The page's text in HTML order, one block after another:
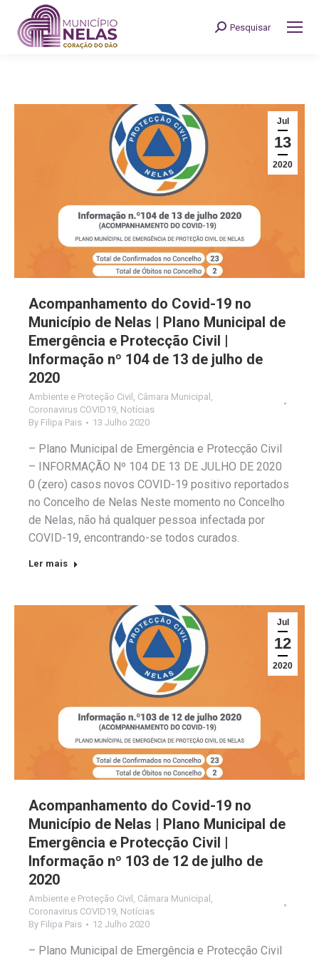
Search:
Pesquisar
Jul
13
2020
Acompanhamento do Covid-19 no
Município de Nelas | Plano Municipal de
Emergência e Protecção Civil |
Informação nº 104 de 13 de julho de
2020
Ambiente e Proteção Civil , Câmara Municipal ,
Coronavirus COVID19, Notícias
By Filipa Pais 13 Julho 2020
– Plano Municipal de Emergência e Protecção Civil
– INFORMAÇÃO Nº 104 DE 13 DE JULHO DE 2020
0 (zero) casos novos COVID-19 positivo reportados
no Concelho de Nelas Neste momento no Concelho
de Nelas, não há qualquer pessoa infectada por
COVID-19, encontrando-se todos curados.
Ler mais
Jul
12
2020
Acompanhamento do Covid-19 no
Município de Nelas | Plano Municipal de
Emergência e Protecção Civil |
Informação nº 103 de 12 de julho de
2020
Ambiente e Proteção Civil Câmara Municipal
Coronavirus COVID19 Notícias
By Filipa Pais 12 Julho 2020
– Plano Municipal de Emergência e Protecção Civil